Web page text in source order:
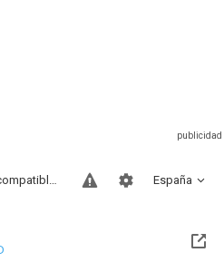
España
Sitios compatibles
Vie, 14 Ago 2026 (Quedan 5 días)